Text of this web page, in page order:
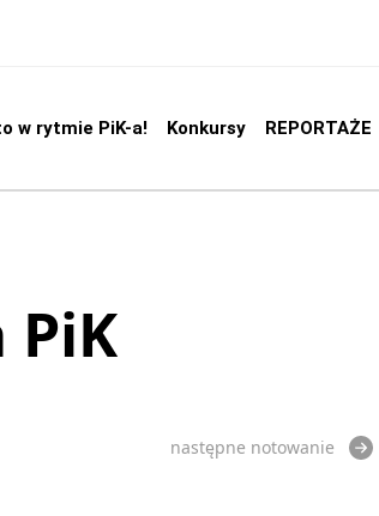
w rytmie PiK-a! Konkursy REPORTAŻE
następne notowanie